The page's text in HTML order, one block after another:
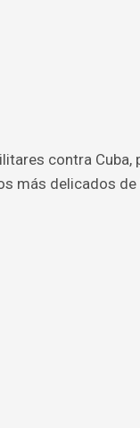
contra Cuba,
más delicados de